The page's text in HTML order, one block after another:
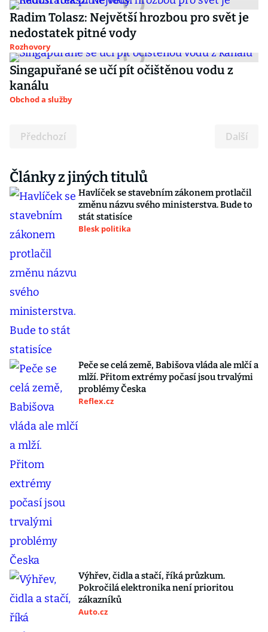
Radim Tolasz: Největší hrozbou pro svět je
nedostatek pitné vody
Rozhovory
Singapuřané se učí pít očištěnou vodu z
kanálu
Obchod a služby
Předchozí Další
Články z jiných titulů
Havlíček se stavebním zákonem protlačil
změnu názvu svého ministerstva. Bude to
stát statisíce
Blesk politika
Peče se celá země, Babišova vláda ale mlčí a
mlží. Přitom extrémy počasí jsou trvalými
problémy Česka
Reflex.cz
Výhřev, čidla a stačí, říká průzkum.
Pokročilá elektronika není prioritou
zákazníků
Auto.cz